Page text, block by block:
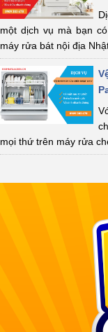
một dịch vụ mà bạn
máy rửa bát nội địa
mọi thứ trên máy rửa